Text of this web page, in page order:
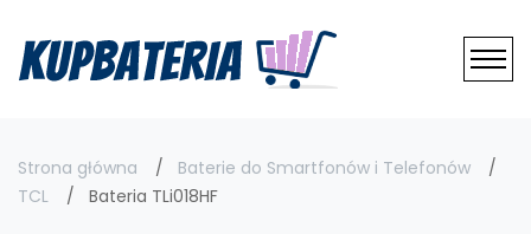
Strona główna
Baterie do Smartfonów i Telefonów
TCL
Bateria TLi018HF